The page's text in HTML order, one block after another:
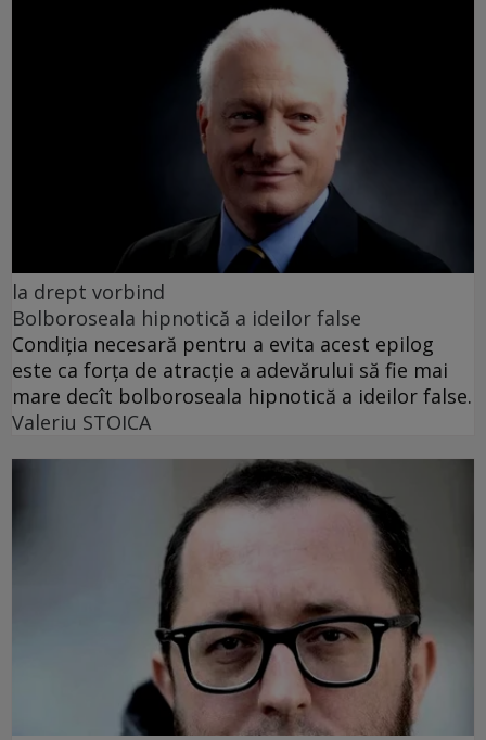
la drept vorbind
Bolboroseala hipnotică a ideilor false
Condiția necesară pentru a evita acest epilog
este ca forța de atracție a adevărului să fie mai
mare decît bolboroseala hipnotică a ideilor false.
Valeriu STOICA